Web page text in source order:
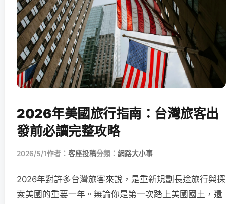
2026年美國旅行指南：台灣旅客出
發前必讀完整攻略
2026/5/1作者： 客座投稿分類： 網路大小事
2026年對許多台灣旅客來說，是重新規劃長途旅行與探
索美國的重要一年。無論你是第一次踏上美國國土，還